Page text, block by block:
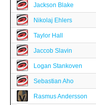
Jackson Blake
Nikolaj Ehlers
Taylor Hall
Jaccob Slavin
Logan Stankoven
Sebastian Aho
Rasmus Andersson